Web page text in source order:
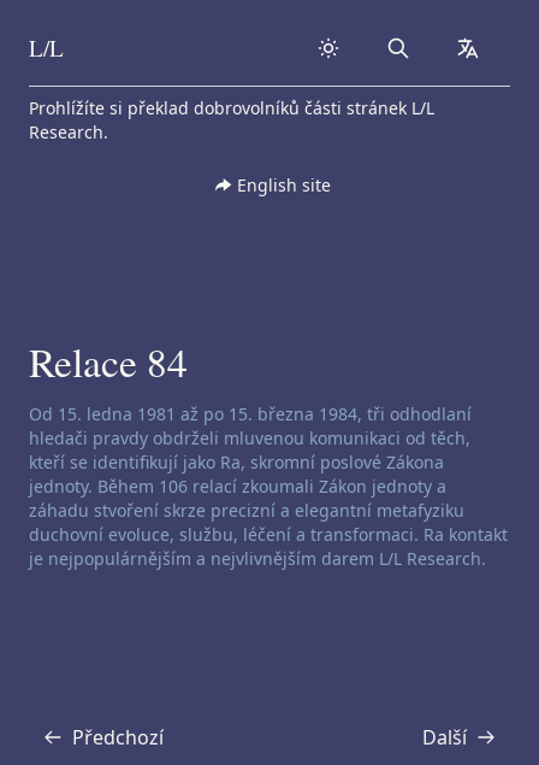
Skip to content
L/L Search
Prohlížíte si překlad dobrovolníků části stránek L/L
Research.
English site
Relace 84
Zřeknutí se odpovědnosti za channeling:
Od 15. ledna 1981 až po 15. března 1984, tři odhodlaní
hledači pravdy obdrželi mluvenou komunikaci od těch,
kteří se identifikují jako Ra, skromní poslové Zákona
jednoty. Během 106 relací zkoumali Zákon jednoty a
záhadu stvoření skrze precizní a elegantní metafyziku
duchovní evoluce, službu, léčení a transformaci. Ra kontakt
je nejpopulárnějším a nejvlivnějším darem L/L Research.
Předchozí
Přepis Další
Přepis